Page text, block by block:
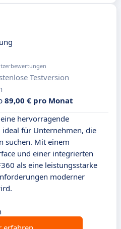
Testversion
89,00 € pro Monat
hervorragende
ideal für Unternehmen, die
suchen. Mit einem
und einer integrierten
als eine leistungsstarke
moderner